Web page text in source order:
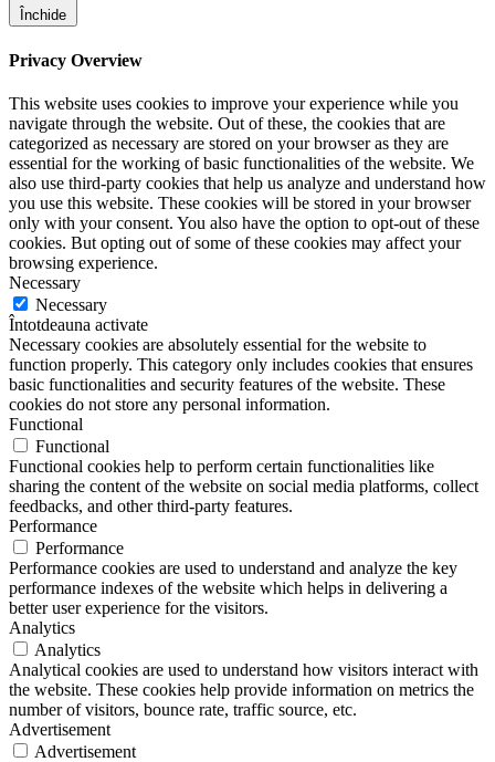
Închide
Privacy Overview
This website uses cookies to improve your experience while you
navigate through the website. Out of these, the cookies that are
categorized as necessary are stored on your browser as they are
essential for the working of basic functionalities of the website. We
also use third-party cookies that help us analyze and understand how
you use this website. These cookies will be stored in your browser
only with your consent. You also have the option to opt-out of these
cookies. But opting out of some of these cookies may affect your
browsing experience.
Necessary
Necessary
Întotdeauna activate
Necessary cookies are absolutely essential for the website to
function properly. This category only includes cookies that ensures
basic functionalities and security features of the website. These
cookies do not store any personal information.
Functional
Functional
Functional cookies help to perform certain functionalities like
sharing the content of the website on social media platforms, collect
feedbacks, and other third-party features.
Performance
Performance
Performance cookies are used to understand and analyze the key
performance indexes of the website which helps in delivering a
better user experience for the visitors.
Analytics
Analytics
Analytical cookies are used to understand how visitors interact with
the website. These cookies help provide information on metrics the
number of visitors, bounce rate, traffic source, etc.
Advertisement
Advertisement